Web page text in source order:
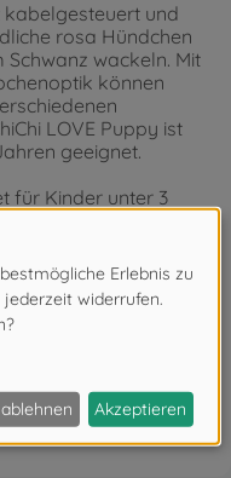
kabelgesteuert und
rosa Hündchen
wackeln. Mit
können
LOVE Puppy ist
geeignet.
für Kinder unter 3